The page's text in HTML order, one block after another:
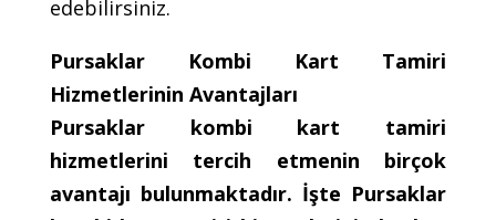
edebilirsiniz.
Pursaklar Kombi Kart Tamiri
Hizmetlerinin Avantajları
Pursaklar kombi kart tamiri
hizmetlerini tercih etmenin birçok
avantajı bulunmaktadır. İşte Pursaklar